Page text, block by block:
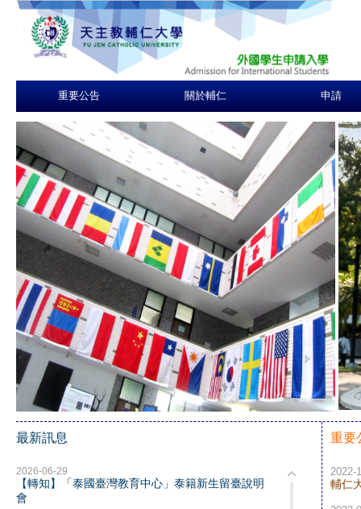
重要公告 關於輔仁 申請
最新訊息
2026-06-29
【轉知】「泰國臺灣教育中心」泰籍新生留臺說明
會
重要
2022-
輔仁